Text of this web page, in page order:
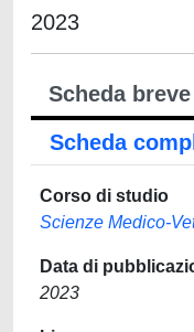
2023
Scheda breve
Scheda
Corso di studio
Scienze Medico-
Data di
2023